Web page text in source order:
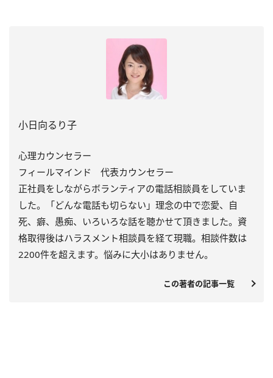
小日向るり子
心理カウンセラー
フィールマインド 代表カウンセラー
正社員をしながらボランティアの電話相談員をしていま
した。「どんな電話も切らない」理念の中で恋愛、自
死、癖、愚痴、いろいろな話を聴かせて頂きました。資
格取得後はハラスメント相談員を経て現職。相談件数は
2200件を超えます。悩みに大小はありません。
この著者の記事一覧